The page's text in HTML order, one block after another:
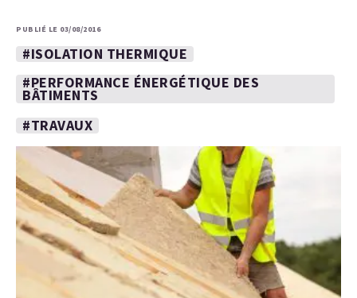
PUBLIÉ LE 03/08/2016
#ISOLATION THERMIQUE
#PERFORMANCE ÉNERGÉTIQUE DES
BÂTIMENTS
#TRAVAUX